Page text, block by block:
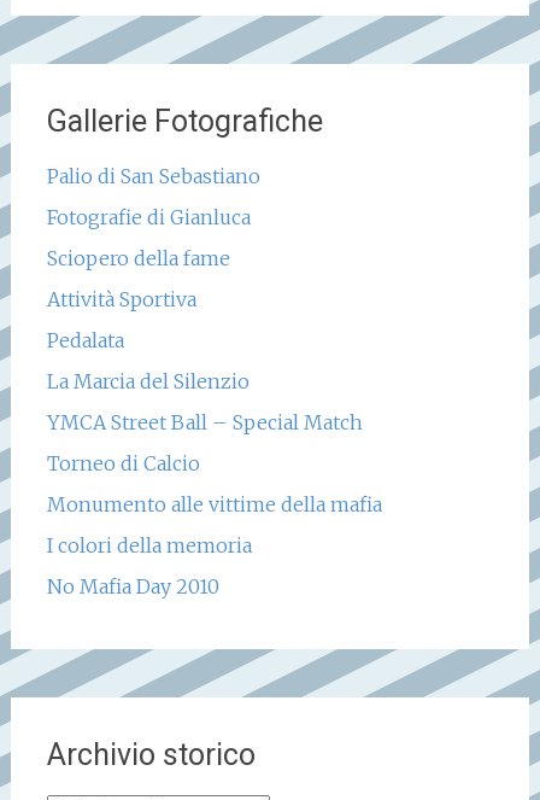
Gallerie Fotografiche
Palio di San Sebastiano
Fotografie di Gianluca
Sciopero della fame
Attività Sportiva
Pedalata
La Marcia del Silenzio
YMCA Street Ball – Special Match
Torneo di Calcio
Monumento alle vittime della mafia
I colori della memoria
No Mafia Day 2010
Archivio storico